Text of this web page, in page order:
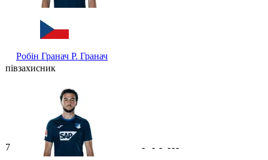
Робін Гранач Р. Гранач
півзахисник
7 - - - ---